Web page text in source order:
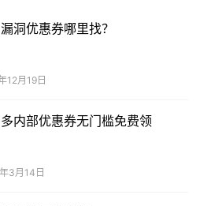
洞优惠券哪里找？
12月19日
内部优惠券无门槛免费领
3月14日